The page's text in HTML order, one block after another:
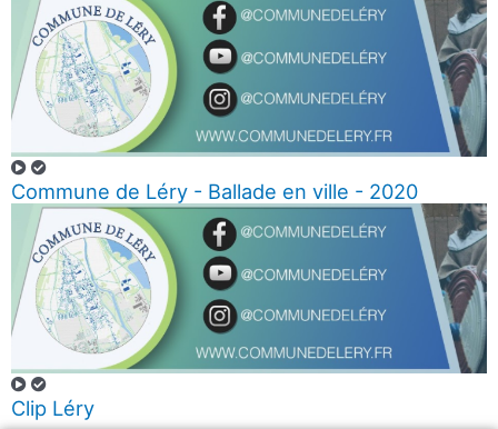
Commune de Léry - Ballade en ville - 2020
Clip Léry